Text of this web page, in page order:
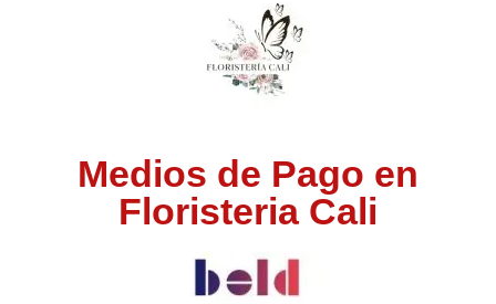
Medios de Pago en
Floristeria Cali